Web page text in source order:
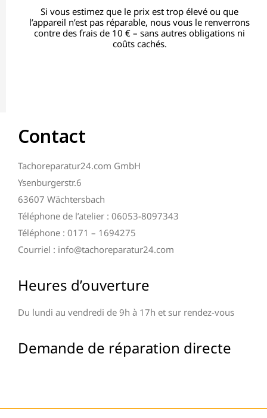
Si vous estimez que le prix est trop élevé ou que
l’appareil n’est pas réparable, nous vous le renverrons
contre des frais de 10 € – sans autres obligations ni
coûts cachés.
Contact
Tachoreparatur24.com GmbH
Ysenburgerstr.6
63607 Wächtersbach
Téléphone de l’atelier : 06053-8097343
Téléphone : 0171 – 1694275
Courriel : info@tachoreparatur24.com
Heures d’ouverture
Du lundi au vendredi de 9h à 17h et sur rendez-vous
Demande de réparation directe